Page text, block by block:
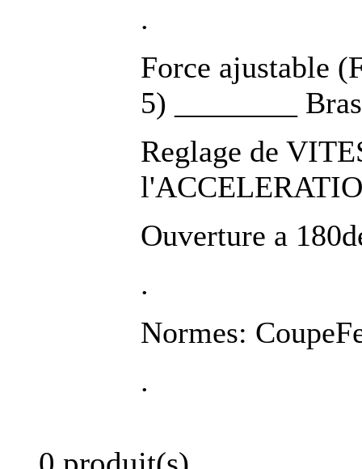
.
Force ajustable
5) ________
Reglage de
Ouverture a
.
Normes:
.